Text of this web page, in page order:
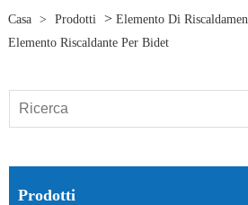
Casa > Prodotti > Elemento Di
Elemento Riscaldante Per Bidet
Prodotti